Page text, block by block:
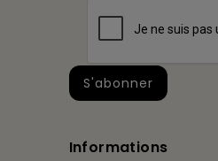
Informations